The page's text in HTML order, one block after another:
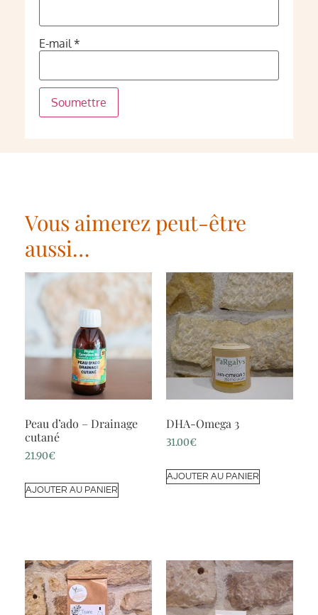
E-mail *
Vous aimerez peut-être
aussi…
Peau d’ado – Drainage
cutané
21.90€
AJOUTER AU PANIER
DHA-Omega 3
31.00€
AJOUTER AU PANIER